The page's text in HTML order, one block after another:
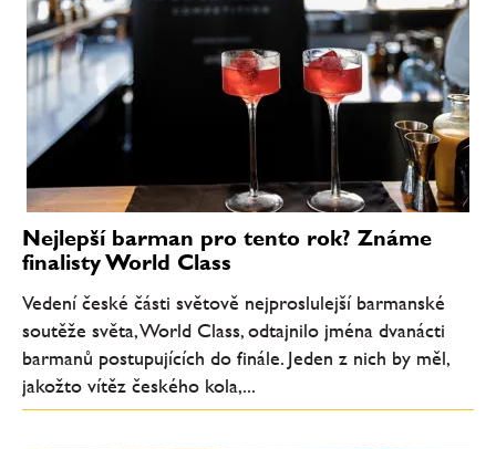
Nejlepší barman pro tento rok? Známe
finalisty World Class
Vedení české části světově nejproslulejší barmanské
soutěže světa, World Class, odtajnilo jména dvanácti
barmanů postupujících do finále. Jeden z nich by měl,
jakožto vítěz českého kola,...